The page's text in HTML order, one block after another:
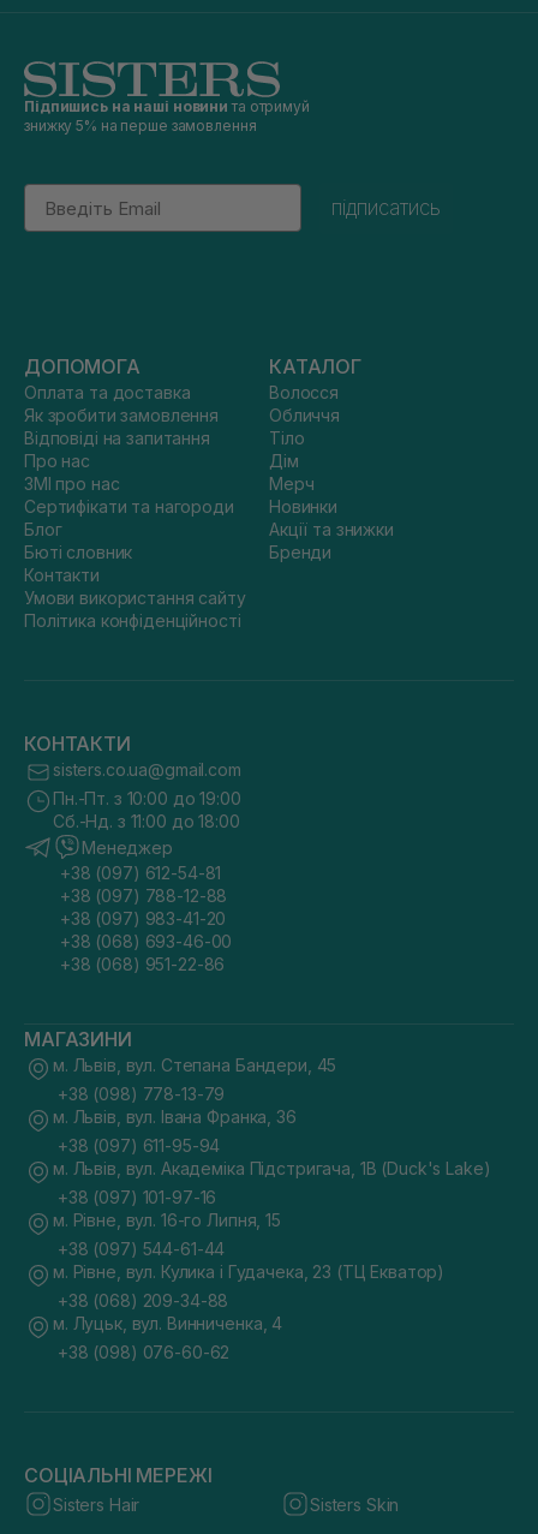
Підпишись на наші новини та отримуй
знижку 5% на перше замовлення
Email
підписатись
ДОПОМОГА
Оплата та доставка
Як зробити замовлення
Відповіді на запитання
Про нас
ЗМІ про нас
Сертифікати та нагороди
Блог
Бюті словник
Контакти
Умови використання сайту
Політика конфіденційності
КАТАЛОГ
Волосся
Обличчя
Тіло
Дім
Мерч
Новинки
Акції та знижки
Бренди
КОНТАКТИ
sisters.co.ua@gmail.com
Пн.-Пт. з 10:00 до 19:00
Сб.-Нд. з 11:00 до 18:00
Менеджер
+38 (097) 612-54-81
+38 (097) 788-12-88
+38 (097) 983-41-20
+38 (068) 693-46-00
+38 (068) 951-22-86
МАГАЗИНИ
м. Львів, вул. Степана Бандери, 45
+38 (098) 778-13-79
м. Львів, вул. Івана Франка, 36
+38 (097) 611-95-94
м. Львів, вул. Академіка Підстригача, 1В (Duck's Lake)
+38 (097) 101-97-16
м. Рівне, вул. 16-го Липня, 15
+38 (097) 544-61-44
м. Рівне, вул. Кулика і Гудачека, 23 (ТЦ Екватор)
+38 (068) 209-34-88
м. Луцьк, вул. Винниченка, 4
+38 (098) 076-60-62
СОЦІАЛЬНІ МЕРЕЖІ
Sisters Hair Sisters Skin